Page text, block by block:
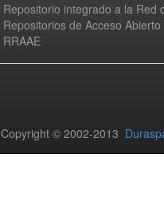
Repositorio integrado a la Red
Repositorios de Acceso
RRAAE
Copyright © 2002-2013